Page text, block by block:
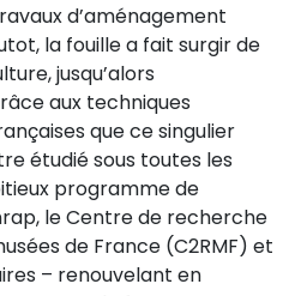
d’aménagement
la fouille a fait surgir de
jusqu’alors
aux techniques
que ce singulier
étudié sous toutes les
programme de
le Centre de recherche
de France (C2RMF) et
– renouvelant en